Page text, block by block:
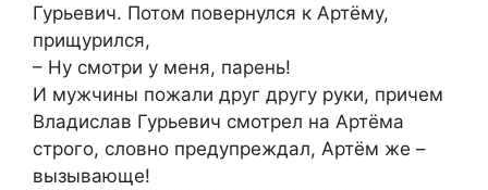
Гурьевич. Потом повернулся к Артёму,
прищурился,
– Ну смотри у меня, парень!
И мужчины пожали друг другу руки, причем
Владислав Гурьевич смотрел на Артёма
строго, словно предупреждал, Артём же –
вызывающе!